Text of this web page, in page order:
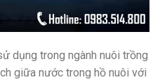
dụng trong ngành nuôi trồng
giữa nước trong hồ nuôi với